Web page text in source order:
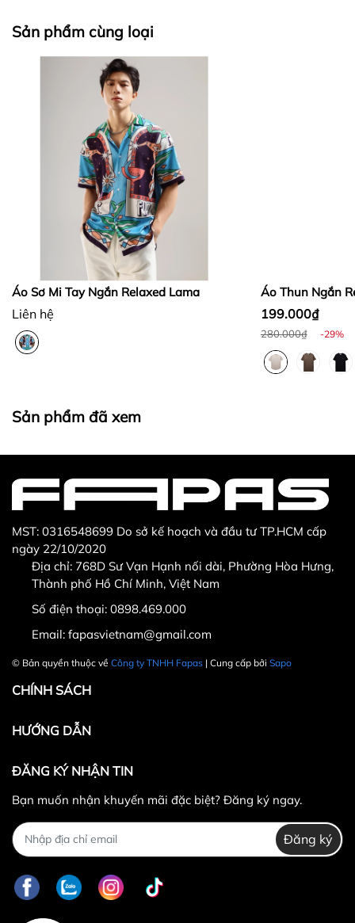
Sản phẩm bị hư hỏng khi nhìn bằng mắt thường
Hotline CSKH: 090 376 9205
Thời gian: Thứ Hai đến Thứ Bảy, từ 8h30 đến 17h.
Fanpage:
FACEBOOK.COM/FAPAS.VN
Sản phẩm cùng loại
Áo Sơ Mi Tay Ngắn Relaxed Lama
Liên hệ
Áo Thun Ngắn
199.000₫
280.000₫ -29%
Sản phẩm đã xem
MST: 0316548699 Do sở kế hoạch và đầu tư TP.HCM cấp
ngày 22/10/2020
Địa chỉ: 768D Sư Vạn Hạnh nối dài, Phường Hòa Hưng,
Thành phố Hồ Chí Minh, Việt Nam
Số điện thoại: 0898.469.000
Email: fapasvietnam@gmail.com
© Bản quyền thuộc về Công ty TNHH Fapas | Cung cấp bởi Sapo
CHÍNH SÁCH
HƯỚNG DẪN
ĐĂNG KÝ NHẬN TIN
Bạn muốn nhận khuyến mãi đặc biệt? Đăng ký ngay.
Đăng ký